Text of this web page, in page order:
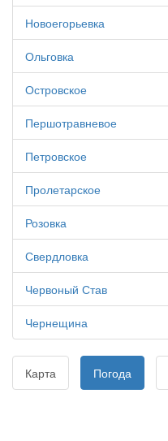
Новоегорьевка
Ольговка
Островское
Першотравневое
Петровское
Пролетарское
Розовка
Свердловка
Червоный Став
Чернещина
Карта Погода